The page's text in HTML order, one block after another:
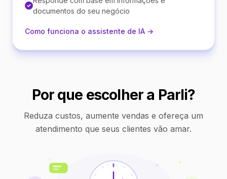
documentos do seu negócio
Como funciona o assistente de IA →
Por que escolher a Parli?
Reduza custos, aumente vendas e ofereça um
atendimento que seus clientes vão amar.